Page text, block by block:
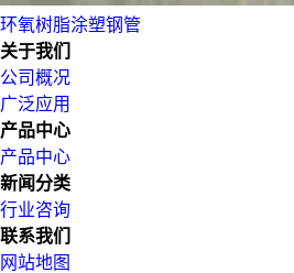
环氧树脂涂塑钢管
关于我们
公司概况
广泛应用
产品中心
产品中心
新闻分类
行业咨询
联系我们
网站地图